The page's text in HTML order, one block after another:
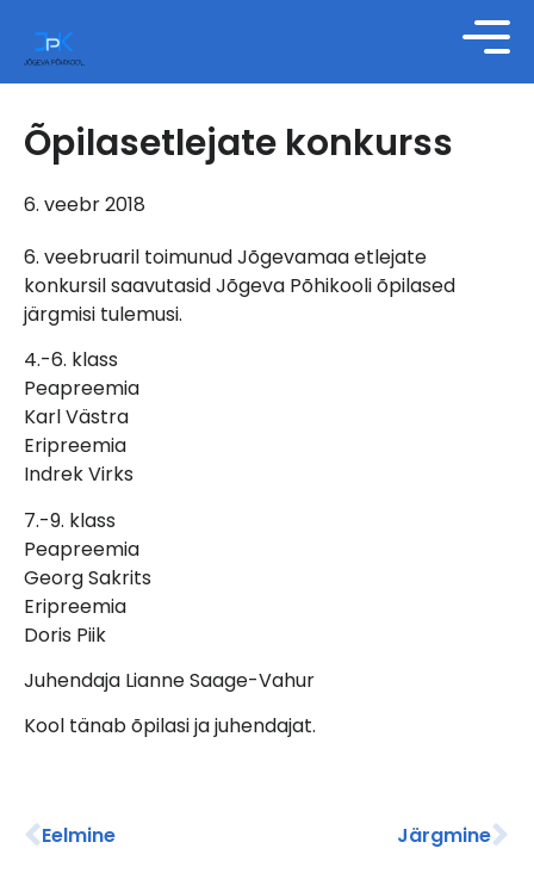
Õpilasetlejate konkurss
6. veebr 2018
6. veebruaril toimunud Jõgevamaa etlejate
konkursil saavutasid Jõgeva Põhikooli õpilased
järgmisi tulemusi.
4.-6. klass
Peapreemia
Karl Västra
Eripreemia
Indrek Virks
7.-9. klass
Peapreemia
Georg Sakrits
Eripreemia
Doris Piik
Juhendaja Lianne Saage-Vahur
Kool tänab õpilasi ja juhendajat.
Eelmine Järgmine